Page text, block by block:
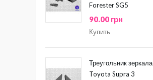
Forester SG5
90.00 грн
Купить
Треугольник зеркала
Toyota Supra 3